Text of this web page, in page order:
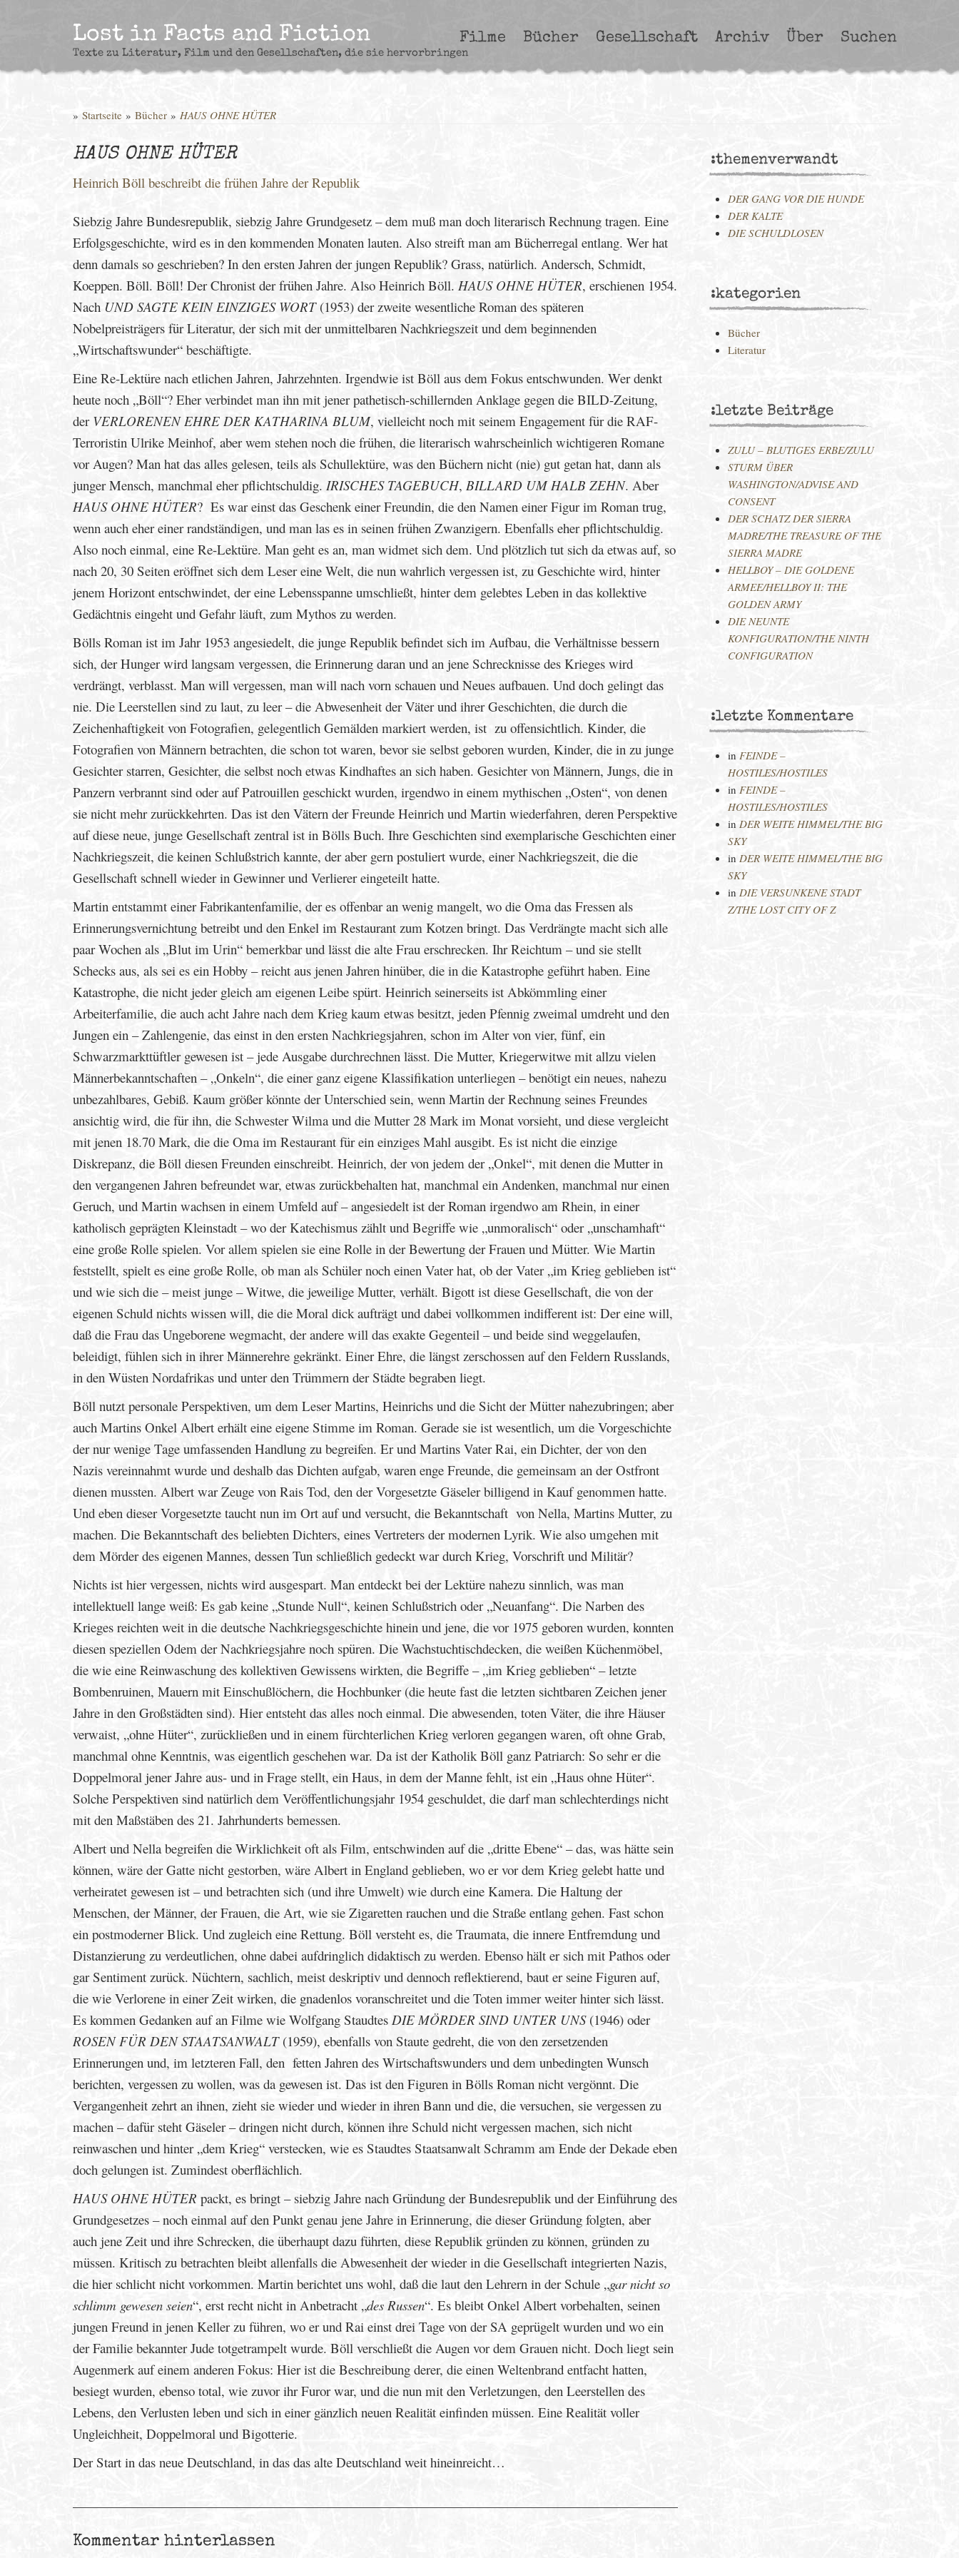
Lost in Facts and Fiction
Texte zu Literatur, Film und den Gesellschaften, die sie hervorbringen
Filme Bücher Gesellschaft Archiv Über Suchen
» Startseite » Bücher » HAUS OHNE HÜTER
HAUS OHNE HÜTER
Heinrich Böll beschreibt die frühen Jahre der Republik
Siebzig Jahre Bundesrepublik, siebzig Jahre Grundgesetz – dem muß man doch literarisch Rechnung tragen. Eine
Erfolgsgeschichte, wird es in den kommenden Monaten lauten. Also streift man am Bücherregal entlang. Wer hat
denn damals so geschrieben? In den ersten Jahren der jungen Republik? Grass, natürlich. Andersch, Schmidt,
Koeppen. Böll. Böll! Der Chronist der frühen Jahre. Also Heinrich Böll. HAUS OHNE HÜTER, erschienen 1954.
Nach UND SAGTE KEIN EINZIGES WORT(1953) der zweite wesentliche Roman des späteren
Nobelpreisträgers für Literatur, der sich mit der unmittelbaren Nachkriegszeit und dem beginnenden
„Wirtschaftswunder“ beschäftigte.
Eine Re-Lektüre nach etlichen Jahren, Jahrzehnten. Irgendwie ist Böll aus dem Fokus entschwunden. Wer denkt
heute noch „Böll“? Eher verbindet man ihn mit jener pathetisch-schillernden Anklage gegen die BILD-Zeitung,
der VERLORENEN EHRE DER KATHARINA BLUM, vielleicht noch mit seinem Engagement für die RAF-
Terroristin Ulrike Meinhof, aber wem stehen noch die frühen, die literarisch wahrscheinlich wichtigeren Romane
vor Augen? Man hat das alles gelesen, teils als Schullektüre, was den Büchern nicht (nie) gut getan hat, dann als
junger Mensch, manchmal eher pflichtschuldig. IRISCHES TAGEBUCH, BILLARD UM HALB ZEHN. Aber
HAUS OHNE HÜTER? Es war einst das Geschenk einer Freundin, die den Namen einer Figur im Roman trug,
wenn auch eher einer randständigen, und man las es in seinen frühen Zwanzigern. Ebenfalls eher pflichtschuldig.
Also noch einmal, eine Re-Lektüre. Man geht es an, man widmet sich dem. Und plötzlich tut sich da etwas auf, so
nach 20, 30 Seiten eröffnet sich dem Leser eine Welt, die nun wahrlich vergessen ist, zu Geschichte wird, hinter
jenem Horizont entschwindet, der eine Lebensspanne umschließt, hinter dem gelebtes Leben in das kollektive
Gedächtnis eingeht und Gefahr läuft, zum Mythos zu werden.
Bölls Roman ist im Jahr 1953 angesiedelt, die junge Republik befindet sich im Aufbau, die Verhältnisse bessern
sich, der Hunger wird langsam vergessen, die Erinnerung daran und an jene Schrecknisse des Krieges wird
verdrängt, verblasst. Man will vergessen, man will nach vorn schauen und Neues aufbauen. Und doch gelingt das
nie. Die Leerstellen sind zu laut, zu leer – die Abwesenheit der Väter und ihrer Geschichten, die durch die
Zeichenhaftigkeit von Fotografien, gelegentlich Gemälden markiert werden, ist zu offensichtlich. Kinder, die
Fotografien von Männern betrachten, die schon tot waren, bevor sie selbst geboren wurden, Kinder, die in zu junge
Gesichter starren, Gesichter, die selbst noch etwas Kindhaftes an sich haben. Gesichter von Männern, Jungs, die in
Panzern verbrannt sind oder auf Patrouillen geschickt wurden, irgendwo in einem mythischen „Osten“, von denen
sie nicht mehr zurückkehrten. Das ist den Vätern der Freunde Heinrich und Martin wiederfahren, deren Perspektive
auf diese neue, junge Gesellschaft zentral ist in Bölls Buch. Ihre Geschichten sind exemplarische Geschichten einer
Nachkriegszeit, die keinen Schlußstrich kannte, der aber gern postuliert wurde, einer Nachkriegszeit, die die
Gesellschaft schnell wieder in Gewinner und Verlierer eingeteilt hatte.
Martin entstammt einer Fabrikantenfamilie, der es offenbar an wenig mangelt, wo die Oma das Fressen als
Erinnerungsvernichtung betreibt und den Enkel im Restaurant zum Kotzen bringt. Das Verdrängte macht sich alle
paar Wochen als „Blut im Urin“ bemerkbar und lässt die alte Frau erschrecken. Ihr Reichtum – und sie stellt
Schecks aus, als sei es ein Hobby – reicht aus jenen Jahren hinüber, die in die Katastrophe geführt haben. Eine
Katastrophe, die nicht jeder gleich am eigenen Leibe spürt. Heinrich seinerseits ist Abkömmling einer
Arbeiterfamilie, die auch acht Jahre nach dem Krieg kaum etwas besitzt, jeden Pfennig zweimal umdreht und den
Jungen ein – Zahlengenie, das einst in den ersten Nachkriegsjahren, schon im Alter von vier, fünf, ein
Schwarzmarkttüftler gewesen ist – jede Ausgabe durchrechnen lässt. Die Mutter, Kriegerwitwe mit allzu vielen
Männerbekanntschaften – „Onkeln“, die einer ganz eigene Klassifikation unterliegen – benötigt ein neues, nahezu
unbezahlbares, Gebiß. Kaum größer könnte der Unterschied sein, wenn Martin der Rechnung seines Freundes
ansichtig wird, die für ihn, die Schwester Wilma und die Mutter 28 Mark im Monat vorsieht, und diese vergleicht
mit jenen 18.70 Mark, die die Oma im Restaurant für ein einziges Mahl ausgibt. Es ist nicht die einzige
Diskrepanz, die Böll diesen Freunden einschreibt. Heinrich, der von jedem der „Onkel“, mit denen die Mutter in
den vergangenen Jahren befreundet war, etwas zurückbehalten hat, manchmal ein Andenken, manchmal nur einen
Geruch, und Martin wachsen in einem Umfeld auf – angesiedelt ist der Roman irgendwo am Rhein, in einer
katholisch geprägten Kleinstadt – wo der Katechismus zählt und Begriffe wie „unmoralisch“ oder „unschamhaft“
eine große Rolle spielen. Vor allem spielen sie eine Rolle in der Bewertung der Frauen und Mütter. Wie Martin
feststellt, spielt es eine große Rolle, ob man als Schüler noch einen Vater hat, ob der Vater „im Krieg geblieben ist“
und wie sich die – meist junge – Witwe, die jeweilige Mutter, verhält. Bigott ist diese Gesellschaft, die von der
eigenen Schuld nichts wissen will, die die Moral dick aufträgt und dabei vollkommen indifferent ist: Der eine will,
daß die Frau das Ungeborene wegmacht, der andere will das exakte Gegenteil – und beide sind weggelaufen,
beleidigt, fühlen sich in ihrer Männerehre gekränkt. Einer Ehre, die längst zerschossen auf den Feldern Russlands,
in den Wüsten Nordafrikas und unter den Trümmern der Städte begraben liegt.
Böll nutzt personale Perspektiven, um dem Leser Martins, Heinrichs und die Sicht der Mütter nahezubringen; aber
auch Martins Onkel Albert erhält eine eigene Stimme im Roman. Gerade sie ist wesentlich, um die Vorgeschichte
der nur wenige Tage umfassenden Handlung zu begreifen. Er und Martins Vater Rai, ein Dichter, der von den
Nazis vereinnahmt wurde und deshalb das Dichten aufgab, waren enge Freunde, die gemeinsam an der Ostfront
dienen mussten. Albert war Zeuge von Rais Tod, den der Vorgesetzte Gäseler billigend in Kauf genommen hatte.
Und eben dieser Vorgesetzte taucht nun im Ort auf und versucht, die Bekanntschaft von Nella, Martins Mutter, zu
machen. Die Bekanntschaft des beliebten Dichters, eines Vertreters der modernen Lyrik. Wie also umgehen mit
dem Mörder des eigenen Mannes, dessen Tun schließlich gedeckt war durch Krieg, Vorschrift und Militär?
Nichts ist hier vergessen, nichts wird ausgespart. Man entdeckt bei der Lektüre nahezu sinnlich, was man
intellektuell lange weiß: Es gab keine „Stunde Null“, keinen Schlußstrich oder „Neuanfang“. Die Narben des
Krieges reichten weit in die deutsche Nachkriegsgeschichte hinein und jene, die vor 1975 geboren wurden, konnten
diesen speziellen Odem der Nachkriegsjahre noch spüren. Die Wachstuchtischdecken, die weißen Küchenmöbel,
die wie eine Reinwaschung des kollektiven Gewissens wirkten, die Begriffe – „im Krieg geblieben“ – letzte
Bombenruinen, Mauern mit Einschußlöchern, die Hochbunker (die heute fast die letzten sichtbaren Zeichen jener
Jahre in den Großstädten sind). Hier entsteht das alles noch einmal. Die abwesenden, toten Väter, die ihre Häuser
verwaist, „ohne Hüter“, zurückließen und in einem fürchterlichen Krieg verloren gegangen waren, oft ohne Grab,
manchmal ohne Kenntnis, was eigentlich geschehen war. Da ist der Katholik Böll ganz Patriarch: So sehr er die
Doppelmoral jener Jahre aus- und in Frage stellt, ein Haus, in dem der Manne fehlt, ist ein „Haus ohne Hüter“.
Solche Perspektiven sind natürlich dem Veröffentlichungsjahr 1954 geschuldet, die darf man schlechterdings nicht
mit den Maßstäben des 21. Jahrhunderts bemessen.
Albert und Nella begreifen die Wirklichkeit oft als Film, entschwinden auf die „dritte Ebene“ – das, was hätte sein
können, wäre der Gatte nicht gestorben, wäre Albert in England geblieben, wo er vor dem Krieg gelebt hatte und
verheiratet gewesen ist – und betrachten sich (und ihre Umwelt) wie durch eine Kamera. Die Haltung der
Menschen, der Männer, der Frauen, die Art, wie sie Zigaretten rauchen und die Straße entlang gehen. Fast schon
ein postmoderner Blick. Und zugleich eine Rettung. Böll versteht es, die Traumata, die innere Entfremdung und
Distanzierung zu verdeutlichen, ohne dabei aufdringlich didaktisch zu werden. Ebenso hält er sich mit Pathos oder
gar Sentiment zurück. Nüchtern, sachlich, meist deskriptiv und dennoch reflektierend, baut er seine Figuren auf,
die wie Verlorene in einer Zeit wirken, die gnadenlos voranschreitet und die Toten immer weiter hinter sich lässt.
Es kommen Gedanken auf an Filme wie Wolfgang Staudtes DIE MÖRDER SIND UNTER UNS(1946) oder
ROSEN FÜR DEN STAATSANWALT(1959), ebenfalls von Staute gedreht, die von den zersetzenden
Erinnerungen und, im letzteren Fall, den fetten Jahren des Wirtschaftswunders und dem unbedingten Wunsch
berichten, vergessen zu wollen, was da gewesen ist. Das ist den Figuren in Bölls Roman nicht vergönnt. Die
Vergangenheit zehrt an ihnen, zieht sie wieder und wieder in ihren Bann und die, die versuchen, sie vergessen zu
machen – dafür steht Gäseler – dringen nicht durch, können ihre Schuld nicht vergessen machen, sich nicht
reinwaschen und hinter „dem Krieg“ verstecken, wie es Staudtes Staatsanwalt Schramm am Ende der Dekade eben
doch gelungen ist. Zumindest oberflächlich.
HAUS OHNE HÜTER packt, es bringt – siebzig Jahre nach Gründung der Bundesrepublik und der Einführung des
Grundgesetzes – noch einmal auf den Punkt genau jene Jahre in Erinnerung, die dieser Gründung folgten, aber
auch jene Zeit und ihre Schrecken, die überhaupt dazu führten, diese Republik gründen zu können, gründen zu
müssen. Kritisch zu betrachten bleibt allenfalls die Abwesenheit der wieder in die Gesellschaft integrierten Nazis,
die hier schlicht nicht vorkommen. Martin berichtet uns wohl, daß die laut den Lehrern in der Schule „gar nicht so
schlimm gewesen seien“, erst recht nicht in Anbetracht „des Russen“. Es bleibt Onkel Albert vorbehalten, seinen
jungen Freund in jenen Keller zu führen, wo er und Rai einst drei Tage von der SA geprügelt wurden und wo ein
der Familie bekannter Jude totgetrampelt wurde. Böll verschließt die Augen vor dem Grauen nicht. Doch liegt sein
Augenmerk auf einem anderen Fokus: Hier ist die Beschreibung derer, die einen Weltenbrand entfacht hatten,
besiegt wurden, ebenso total, wie zuvor ihr Furor war, und die nun mit den Verletzungen, den Leerstellen des
Lebens, den Verlusten leben und sich in einer gänzlich neuen Realität einfinden müssen. Eine Realität voller
Ungleichheit, Doppelmoral und Bigotterie.
Der Start in das neue Deutschland, in das das alte Deutschland weit hineinreicht…
Kommentar hinterlassen
:themenverwandt
DER GANG VOR DIE HUNDE
DER KALTE
DIE SCHULDLOSEN
:kategorien
Bücher
Literatur
:letzte Beiträge
ZULU – BLUTIGES ERBE/ZULU
STURM ÜBER
WASHINGTON/ADVISE AND
CONSENT
DER SCHATZ DER SIERRA
MADRE/THE TREASURE OF THE
SIERRA MADRE
HELLBOY – DIE GOLDENE
ARMEE/HELLBOY II: THE
GOLDEN ARMY
DIE NEUNTE
KONFIGURATION/THE NINTH
CONFIGURATION
:letzte Kommentare
in FEINDE –
HOSTILES/HOSTILES
in FEINDE –
HOSTILES/HOSTILES
in DER WEITE HIMMEL/THE BIG
SKY
in DER WEITE HIMMEL/THE BIG
SKY
in DIE VERSUNKENE STADT
Z/THE LOST CITY OF Z